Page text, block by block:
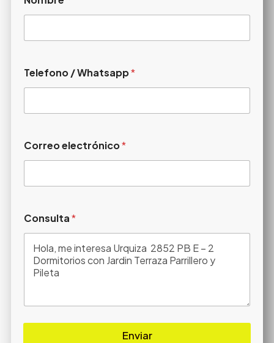
Telefono / Whatsapp*
Correo electrónico*
Consulta*
Enviar